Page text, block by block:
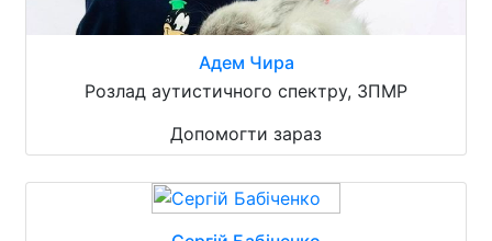
Адем Чира
Розлад аутистичного спектру, ЗПМР
Допомогти зараз